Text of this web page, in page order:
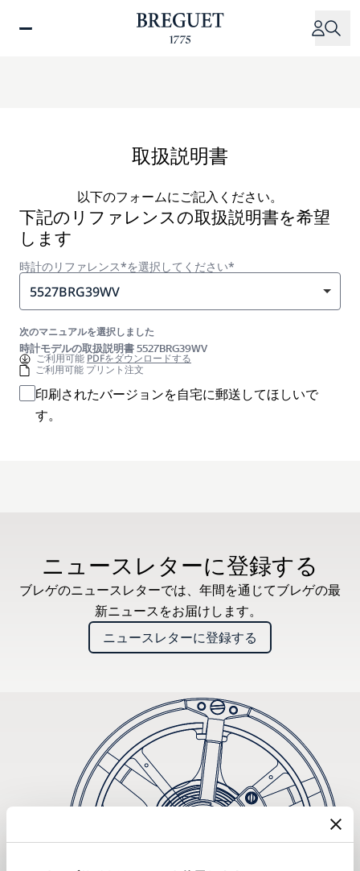
取扱説明書
以下のフォームにご記入ください。
下記のリファレンスの取扱説明書を希望
します
時計のリファレンス*を選択してください*
5527BRG39WV
次のマニュアルを選択しました
時計モデルの取扱説明書 5527BRG39WV
ご利用可能PDFをダウンロードする
ご利用可能 プリント注文
印刷されたバージョンを自宅に郵送してほしいで
す。
ニュースレターに登録する
ブレゲのニュースレターでは、年間を通じてブレゲの最
新ニュースをお届けします。
ニュースレターに登録する